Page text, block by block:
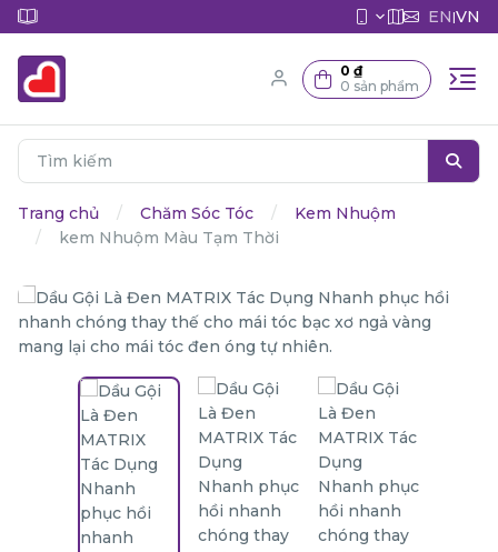
EN|VN
0 ₫
0 sản phẩm
Trang chủ Chăm Sóc Tóc
Kem Nhuộm
kem Nhuộm Màu Tạm Thời